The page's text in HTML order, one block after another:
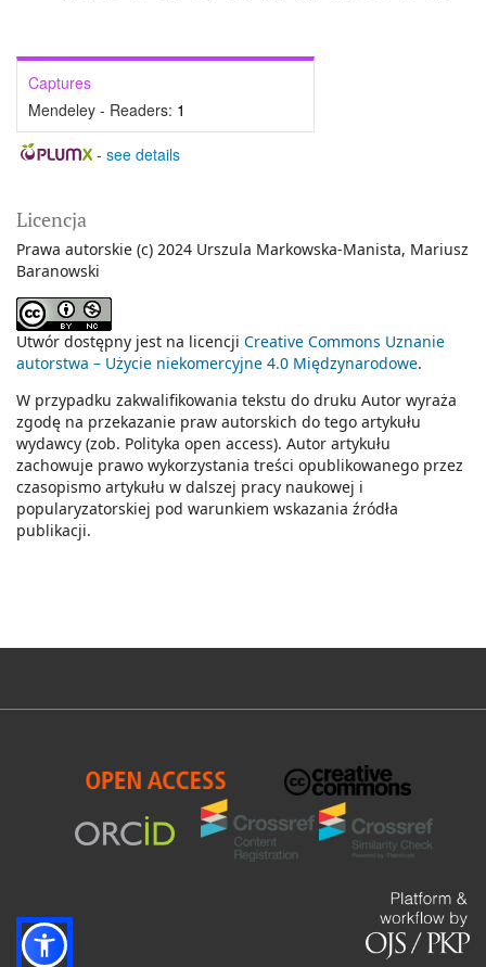
Captures
Mendeley - Readers: 1
- see details
Licencja
Prawa autorskie (c) 2024 Urszula Markowska-Manista, Mariusz
Baranowski
Utwór dostępny jest na licencji Creative Commons Uznanie
autorstwa – Użycie niekomercyjne 4.0 Międzynarodowe.
W przypadku zakwalifikowania tekstu do druku Autor wyraża
zgodę na przekazanie praw autorskich do tego artykułu
wydawcy (zob. Polityka open access). Autor artykułu
zachowuje prawo wykorzystania treści opublikowanego przez
czasopismo artykułu w dalszej pracy naukowej i
popularyzatorskiej pod warunkiem wskazania źródła
publikacji.